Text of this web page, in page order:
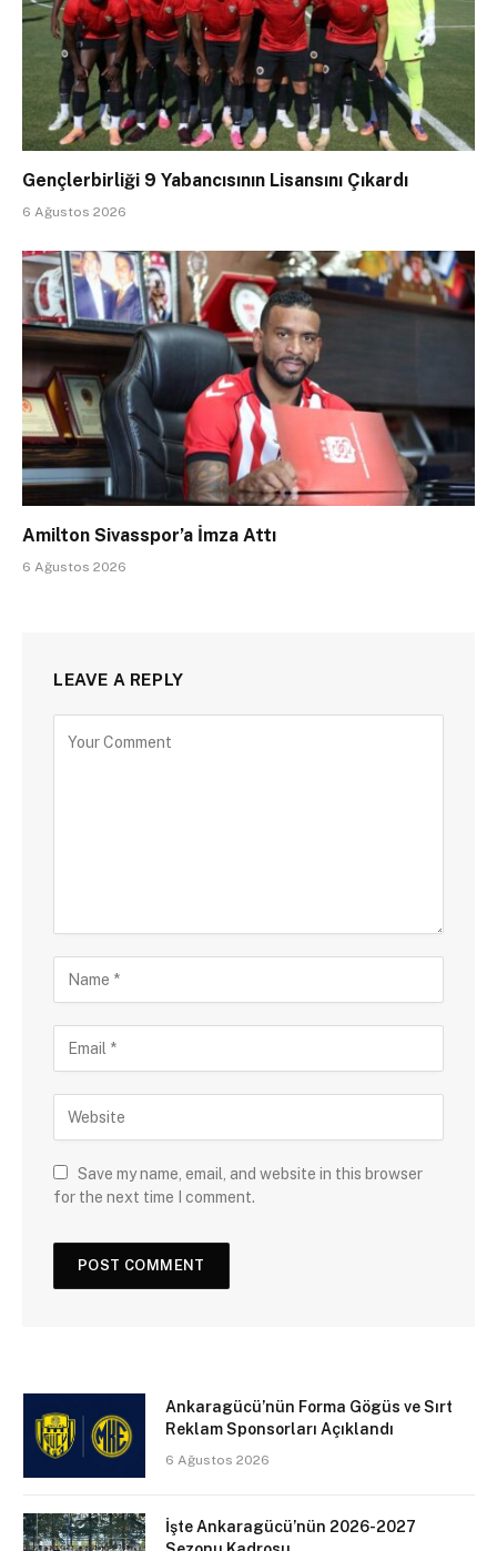
Gençlerbirliği 9 Yabancısının Lisansını Çıkardı
6 Ağustos 2026
Amilton Sivasspor’a İmza Attı
6 Ağustos 2026
LEAVE A REPLY
Save my name, email, and website in this browser
for the next time I comment.
Ankaragücü’nün Forma Gögüs ve Sırt
Reklam Sponsorları Açıklandı
6 Ağustos 2026
İşte Ankaragücü’nün 2026-2027